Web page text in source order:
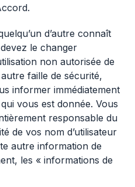
d’autre connaît
le changer
non autorisée de
faille de sécurité,
informer immédiatement
vous est donnée. Vous
responsable du
de vos nom d’utilisateur
autre information de
les « informations de